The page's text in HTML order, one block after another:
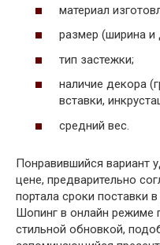
материал
размер (ширина и
тип застежки;
наличие декора
вставки,
средний вес.
Понравившийся вариант
цене, предварительно
портала сроки поставки
Шопинг в онлайн режиме
стильной обновкой,